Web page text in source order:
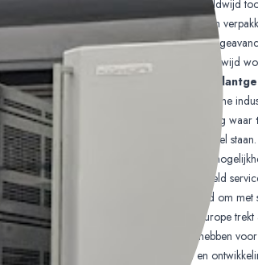
is een wereldwijd
gespecialiseerd in commerciële kleurendruk en
Komori Corporationcombineert het bedrijf
innovatieve drukmachines te leveren die wereldwijd
Met een sterke focus op
productinnovatie,
een sleutelrol in de transformatie van de grafische
Het bedrijf biedt een dynamische werkomgeving waar
vermogen en teamwerk
hoog in het vaandel
veldservice biedt Komori uitdagende
ervaren electrical engineer
binnen het field
internationale exposure
, de mogelijkheid om
continue verbetering. Komori International Europe
en een passie hebben
medewerkers door middel van trainingen en